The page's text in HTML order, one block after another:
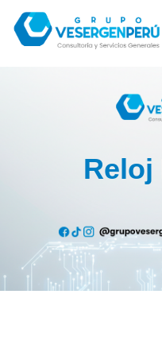
Reloj